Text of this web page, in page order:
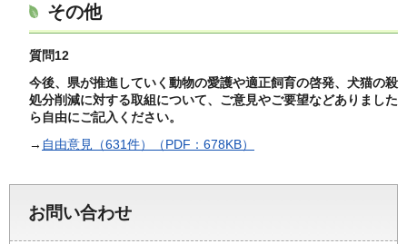
その他
質問12
今後、県が推進していく動物の愛護や適正飼育の啓発、犬猫の殺
処分削減に対する取組について、ご意見やご要望などありました
ら自由にご記入ください。
→ 自由意見（631件）（PDF：678KB）
お問い合わせ